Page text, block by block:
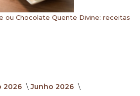
ou Chocolate Quente Divine: receitas
2026
Junho 2026